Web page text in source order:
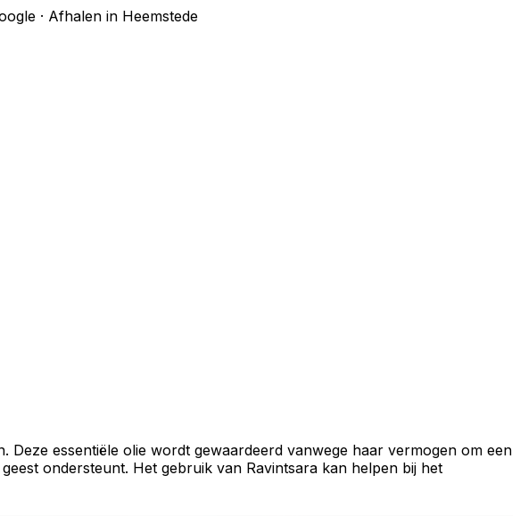
· Afhalen in Heemstede
essentiële olie wordt gewaardeerd vanwege haar vermogen om een
ondersteunt. Het gebruik van Ravintsara kan helpen bij het